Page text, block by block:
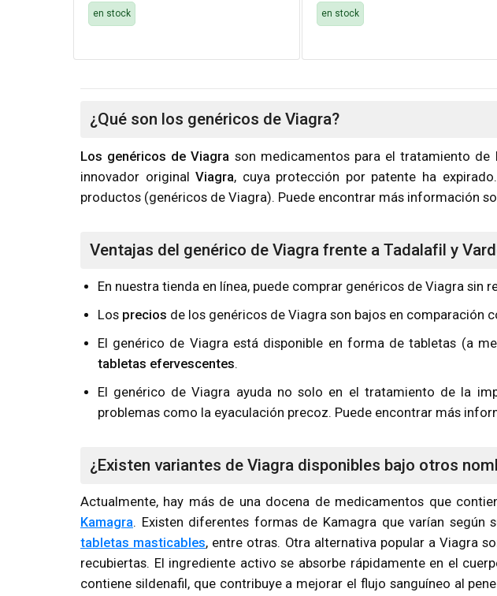
en stock en stock
¿Qué son los genéricos de Viagra?
Los genéricos de Viagra son medicamentos para el tratamiento
innovador originalViagra, cuya protección por patente ha
productos (genéricos de Viagra). Puede encontrar más información
Ventajas del genérico de Viagra frente a Tadalafil y
En nuestra tienda en línea, puede comprar genéricos de Viagra sin
Los precios de los genéricos de Viagra son bajos en comparación
El genérico de Viagra está disponible en forma de tabletas (a
tabletas efervescentes.
El genérico de Viagra ayuda no solo en el tratamiento de la
problemas como la eyaculación precoz. Puede encontrar más
¿Existen variantes de Viagra disponibles bajo otros
Actualmente, hay más de una docena de medicamentos que
Kamagra. Existen diferentes formas de Kamagra que varían según
tabletas masticables, entre otras. Otra alternativa popular a Viagra
recubiertas. El ingrediente activo se absorbe rápidamente en el
contiene sildenafil, que contribuye a mejorar el flujo sanguíneo al